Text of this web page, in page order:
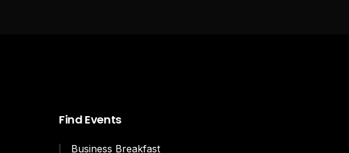
Find Events
Business Breakfast